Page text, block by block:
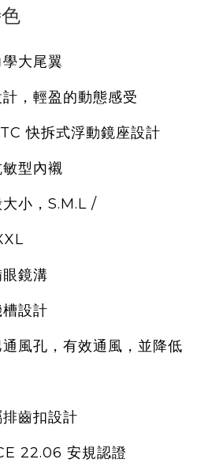
大尾翼
計，輕盈的動態感受
快拆式浮動鏡座設計
型內襯
小，S.M.L /
鏡溝
設計
風孔，有效通風，並降低
齒扣設計
22.06 安規認證